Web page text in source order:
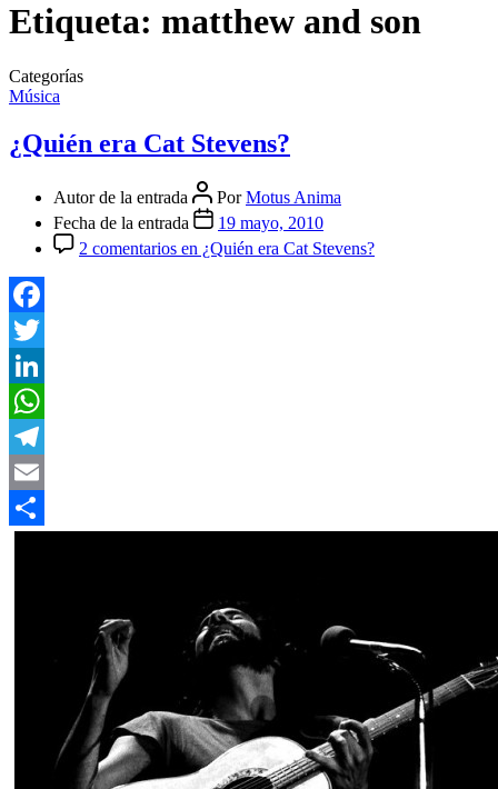
Etiqueta: matthew and son
Categorías
Música
¿Quién era Cat Stevens?
Autor de la entrada PorMotus Anima
Fecha de la entrada
19 mayo, 2010
2 comentarios en ¿Quién era Cat Stevens?
Facebook
Twitter
LinkedIn
WhatsApp
Telegram
Email